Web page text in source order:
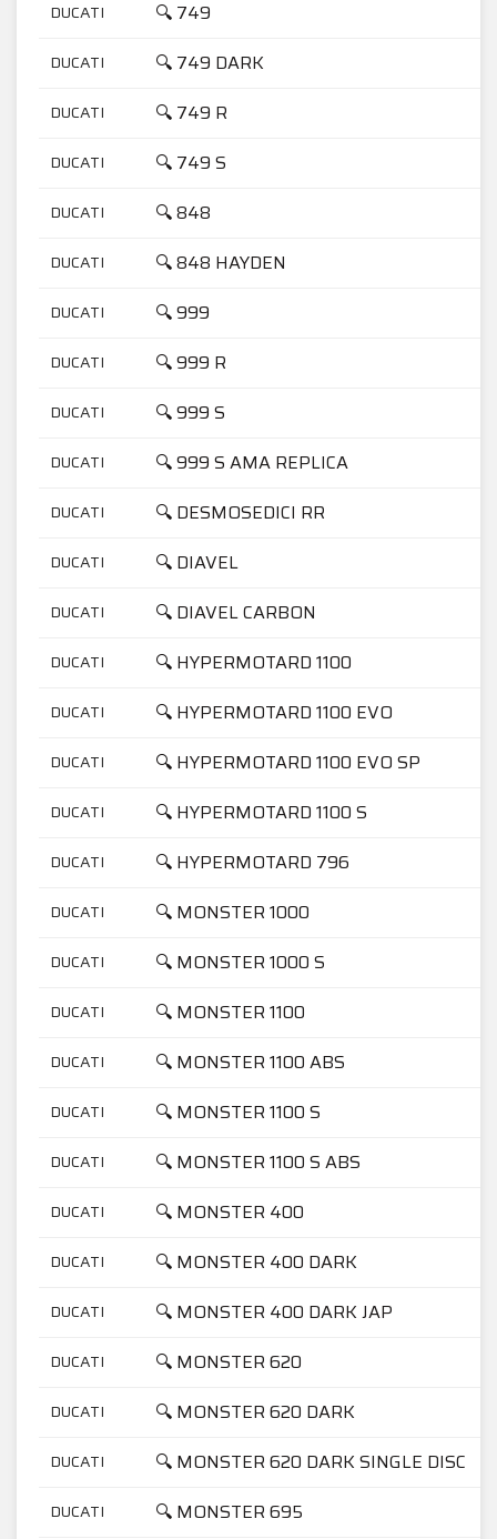
DUCATI 🔍 749
DUCATI 🔍 749 DARK
DUCATI 🔍 749 R
DUCATI 🔍 749 S
DUCATI 🔍 848
DUCATI 🔍 848 HAYDEN
DUCATI 🔍 999
DUCATI 🔍 999 R
DUCATI 🔍 999 S
DUCATI 🔍 999 S AMA REPLICA
DUCATI 🔍 DESMOSEDICI RR
DUCATI 🔍 DIAVEL
DUCATI 🔍 DIAVEL CARBON
DUCATI 🔍 HYPERMOTARD 1100
DUCATI 🔍 HYPERMOTARD 1100 EVO
DUCATI 🔍 HYPERMOTARD 1100 EVO SP
DUCATI 🔍 HYPERMOTARD 1100 S
DUCATI 🔍 HYPERMOTARD 796
DUCATI 🔍 MONSTER 1000
DUCATI 🔍 MONSTER 1000 S
DUCATI 🔍 MONSTER 1100
DUCATI 🔍 MONSTER 1100 ABS
DUCATI 🔍 MONSTER 1100 S
DUCATI 🔍 MONSTER 1100 S ABS
DUCATI 🔍 MONSTER 400
DUCATI 🔍 MONSTER 400 DARK
DUCATI 🔍 MONSTER 400 DARK JAP
DUCATI 🔍 MONSTER 620
DUCATI 🔍 MONSTER 620 DARK
DUCATI 🔍 MONSTER 620 DARK SINGLE DISC
DUCATI 🔍 MONSTER 695